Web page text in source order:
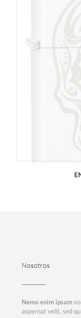
Nosotros
Nemo enim ipsam
aspernat velit, sed